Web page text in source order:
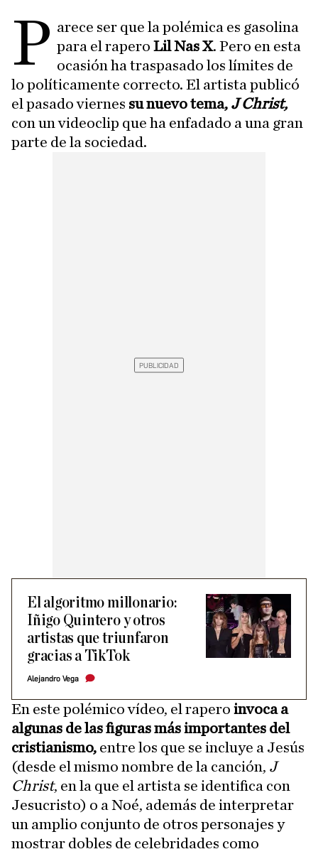
P arece ser que la polémica es gasolina
para el raperoLil Nas X. Pero en esta
ocasión ha traspasado los límites de
lo políticamente correcto. El artista publicó
el pasado viernes su nuevo tema, J Christ,
con un videoclip que ha enfadado a una gran
parte de la sociedad.
El algoritmo millonario:
Iñigo Quintero y otros
artistas que triunfaron
gracias a TikTok
Alejandro Vega
En este polémico vídeo, el rapero invoca a
algunas de las figuras más importantes del
cristianismo, entre los que se incluye a Jesús
(desde el mismo nombre de la canción, J
Christ, en la que el artista se identifica con
Jesucristo) o a Noé, además de interpretar
un amplio conjunto de otros personajes y
mostrar dobles de celebridades como